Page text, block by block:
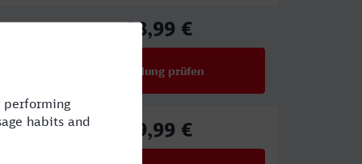
58,99 €
Verbindung prüfen
39,99 €